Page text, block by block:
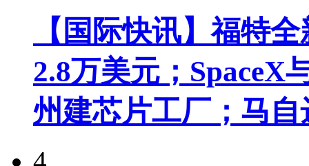
【国际快讯】福特
2.8万美元；SpaceX
州建芯片工厂；马